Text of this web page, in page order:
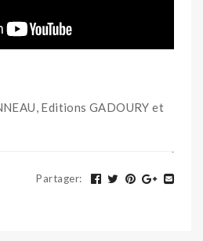
Editions GADOURY et
Partager: